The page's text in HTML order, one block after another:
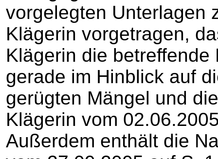
vorgelegten Unterlagen
Klägerin vorgetragen,
Klägerin die
gerade im Hinblick auf
gerügten Mängel und
Klägerin vom
Außerdem enthält die